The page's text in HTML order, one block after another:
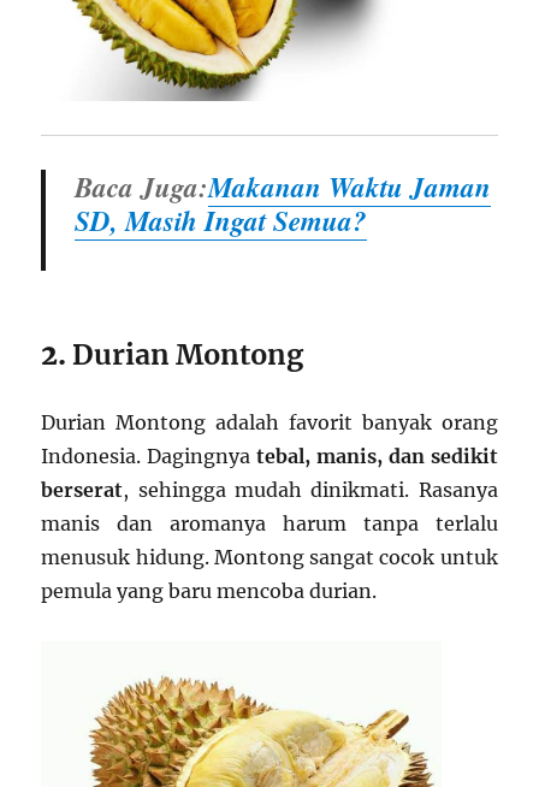
Baca Juga:Makanan Waktu Jaman
SD, Masih Ingat Semua?
2.Durian Montong
Durian Montong adalah favorit banyak orang
Indonesia. Dagingnyatebal, manis, dan sedikit
berserat, sehingga mudah dinikmati. Rasanya
manis dan aromanya harum tanpa terlalu
menusuk hidung. Montong sangat cocok untuk
pemula yang baru mencoba durian.